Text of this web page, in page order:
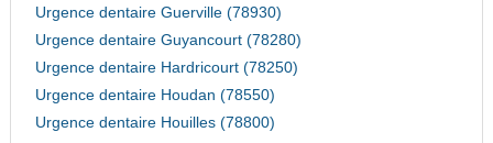
Urgence dentaire Guerville (78930)
Urgence dentaire Guyancourt (78280)
Urgence dentaire Hardricourt (78250)
Urgence dentaire Houdan (78550)
Urgence dentaire Houilles (78800)